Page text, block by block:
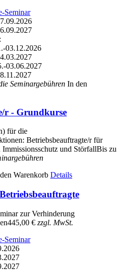
Seminar
03.12.2026
03.06.2027
Seminargebühren In den
r - Grundkurse
für die
Betriebsbeauftragte/r für
und StörfallBis zu
Warenkorb Details
zur Verhinderung
445,00 € zzgl. MwSt.
Seminar